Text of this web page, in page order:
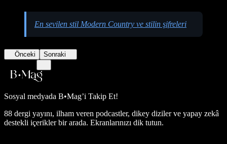
En sevilen stil Modern Country ve stilin şifreleri
Önceki Sonraki
Sosyal medyada B•Mag’i Takip Et!
88 dergi yayını, ilham veren podcastler, dikey diziler ve yapay zekâ
destekli içerikler bir arada. Ekranlarınızı dik tutun.